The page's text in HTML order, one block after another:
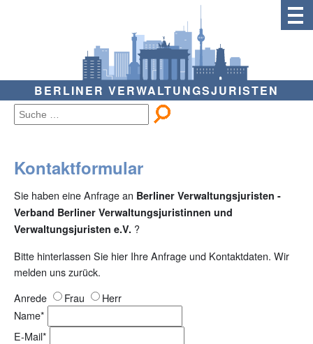
BERLINER VERWALTUNGSJURISTEN
Kontaktformular
Sie haben eine Anfrage an Berliner Verwaltungsjuristen -
Verband Berliner Verwaltungsjuristinnen und
Verwaltungsjuristen e.V. ?
Bitte hinterlassen Sie hier Ihre Anfrage und Kontaktdaten. Wir
melden uns zurück.
Anrede
Frau
Herr
Name*
E-Mail*